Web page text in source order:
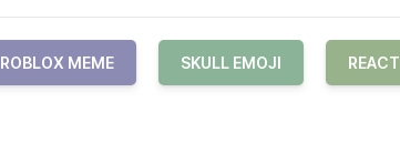
ROBLOX MEME SKULL EMOJI